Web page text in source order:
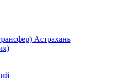
Астрахань